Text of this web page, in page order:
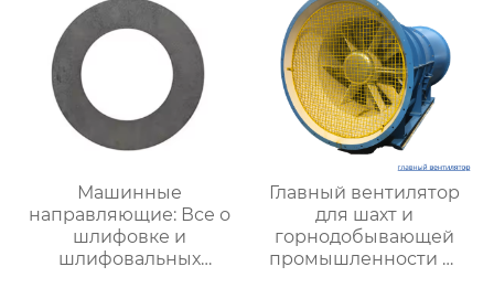
Машинные
направляющие: Все о
шлифовке и
шлифовальных
Главный вентилятор
для шахт и
горнодобывающей
промышленности —